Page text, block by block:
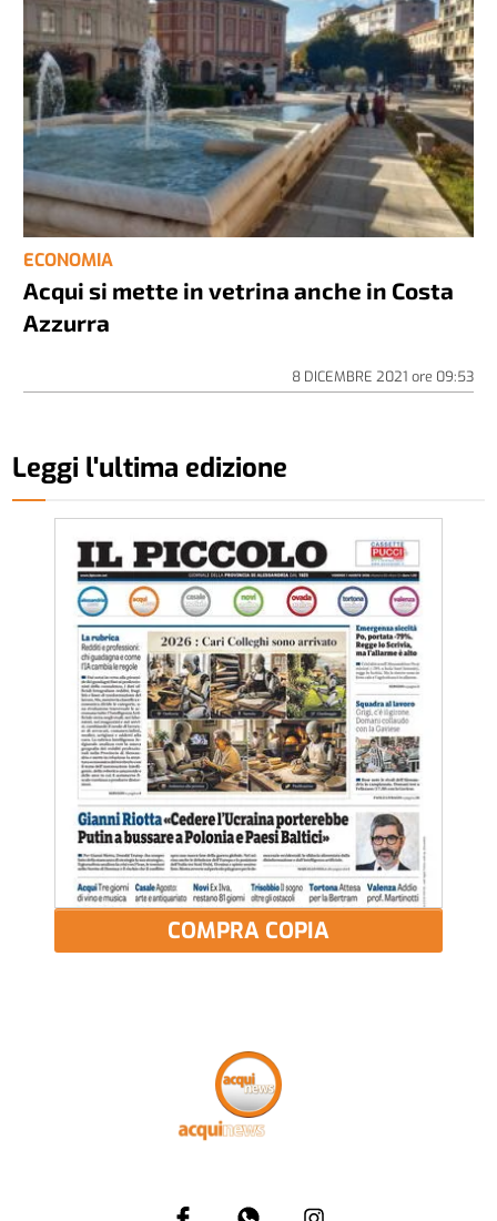
ECONOMIA
Acqui si mette in vetrina anche in Costa
Azzurra
8 DICEMBRE 2021 ore 09:53
Leggi l'ultima edizione
COMPRA COPIA